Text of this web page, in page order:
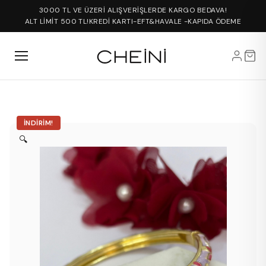
3000 TL VE ÜZERİ ALIŞVERİŞLERDE KARGO BEDAVA!
ALT LİMİT 500 TL!KREDİ KARTI-EFT&HAVALE -KAPIDA ÖDEME
İNDIRIM!
🔍